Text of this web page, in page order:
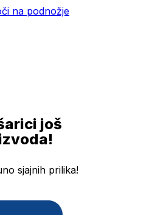
na podnožje
još
sjajnih prilika!